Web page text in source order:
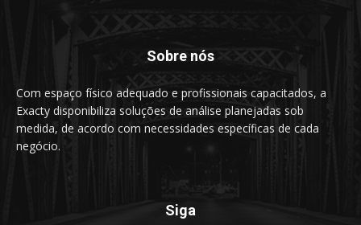
Sobre nós
Com espaço físico adequado e profissionais capacitados, a
Exacty disponibiliza soluções de análise planejadas sob
medida, de acordo com necessidades específicas de cada
negócio.
Siga